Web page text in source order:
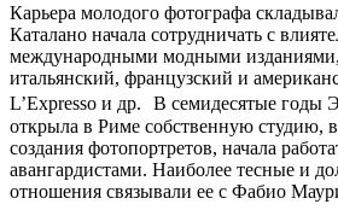
Карьера молодого фотографа
Каталано начала сотрудничать с
международными модными
итальянский, французский и
L’Expresso и др. В семидесятые годы
открыла в Риме собственную студию,
создания фотопортретов, начала
авангардистами. Наиболее тесные и
отношения связывали ее с Фабио